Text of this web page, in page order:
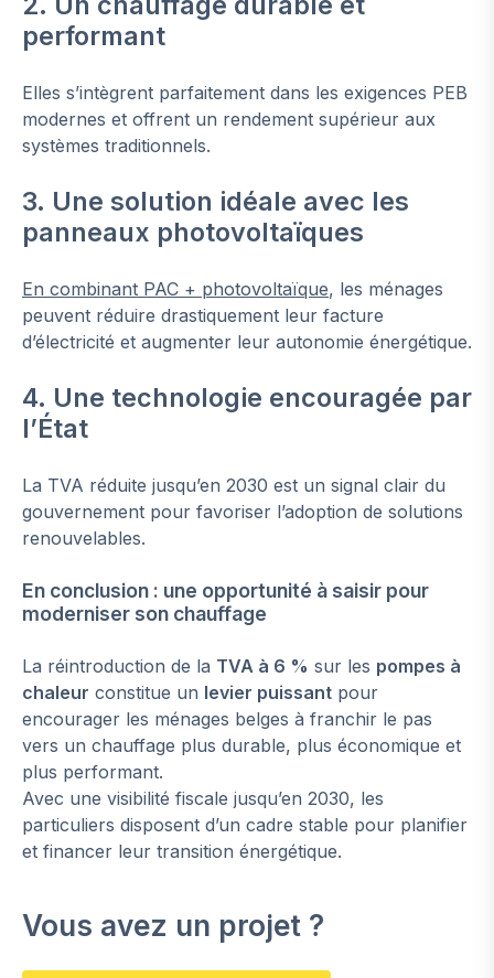
performant
Elles s’intègrent parfaitement dans les exigences PEB
modernes et offrent un rendement supérieur aux
systèmes traditionnels.
3. Une solution idéale avec les
panneaux photovoltaïques
En combinant PAC + photovoltaïque, les ménages
peuvent réduire drastiquement leur facture
d’électricité et augmenter leur autonomie énergétique.
4. Une technologie encouragée par
l’État
La TVA réduite jusqu’en 2030 est un signal clair du
gouvernement pour favoriser l’adoption de solutions
renouvelables.
En conclusion : une opportunité à saisir pour
moderniser son chauffage
La réintroduction de la TVA à 6 % sur les pompes à
chaleur constitue un levier puissant pour
encourager les ménages belges à franchir le pas
vers un chauffage plus durable, plus économique et
plus performant.
Avec une visibilité fiscale jusqu’en 2030, les
particuliers disposent d’un cadre stable pour planifier
et financer leur transition énergétique.
Vous avez un projet ?